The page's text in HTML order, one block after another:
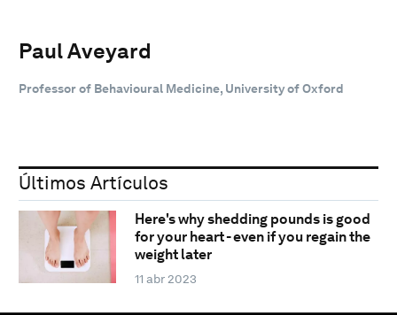
Paul Aveyard
Professor of Behavioural Medicine, University of Oxford
Últimos Artículos
Here's why shedding pounds is good
for your heart - even if you regain the
weight later
11 abr 2023